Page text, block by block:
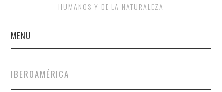
HUMANOS Y DE LA NATURALEZA
MENU
HACER BOSQUE (SALA DE
IBEROAMÉRICA